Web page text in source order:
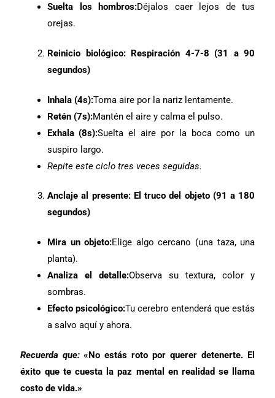
Suelta los hombros:Déjalos caer lejos de tus
orejas.
Reinicio biológico: Respiración 4-7-8 (31 a 90
segundos)
Inhala (4s):Toma aire por la nariz lentamente.
Retén (7s):Mantén el aire y calma el pulso.
Exhala (8s):Suelta el aire por la boca como un
suspiro largo.
Repite este ciclo tres veces seguidas.
Anclaje al presente: El truco del objeto (91 a 180
segundos)
Mira un objeto:Elige algo cercano (una taza, una
planta).
Analiza el detalle:Observa su textura, color y
sombras.
Efecto psicológico:Tu cerebro entenderá que estás
a salvo aquí y ahora.
Recuerda que:«No estás roto por querer detenerte. El
éxito que te cuesta la paz mental en realidad se llama
costo de vida.»